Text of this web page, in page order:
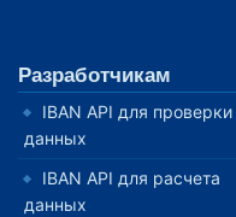
Разработчикам
IBAN API для проверки
данных
IBAN API для расчета
данных